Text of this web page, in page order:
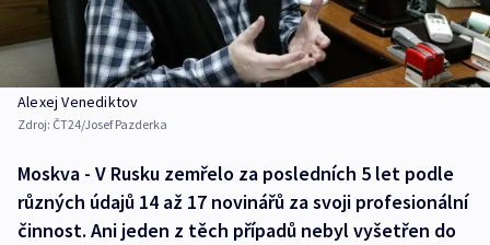
Alexej Venediktov
Zdroj: ČT24/Josef Pazderka
Moskva - V Rusku zemřelo za posledních 5 let podle
různých údajů 14 až 17 novinářů za svoji profesionální
činnost. Ani jeden z těch případů nebyl vyšetřen do